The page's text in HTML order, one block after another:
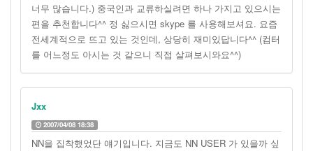
너무 많습니다.) 중국인과 교류하실려면 하나 가지고 있으시는
편을 추천합니다^^ 정 싫으시면 skype 를 사용해보셔요. 요즘
전세계적으로 뜨고 있는 것인데, 상당히 재미있답니다^^ (컴터
를 어느정도 아시는 것 같으니 직접 살펴보시와요^^)
Jxx
2007/04/08 18:38
NN을 집착했었단 얘기입니다. 지금도 NN USER 가 있을까 싶